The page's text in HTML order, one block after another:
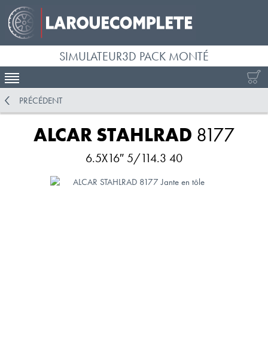
SIMULATEUR3D PACK MONTÉ
ACTIVER LA NAVIGATION
PRÉCÉDENT
ALCAR STAHLRAD 8177
6.5X16″ 5/114.3 40